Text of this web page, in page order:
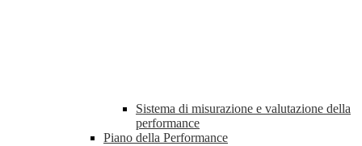
Sistema di misurazione e valutazione della
performance
Piano della Performance